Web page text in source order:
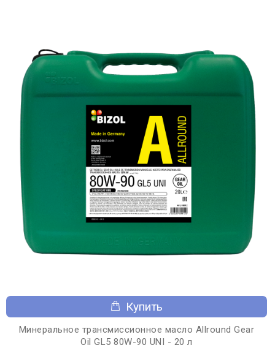
Купить
Минеральное трансмиссионное масло Allround Gear
Oil GL5 80W-90 UNI - 20 л